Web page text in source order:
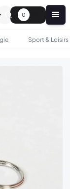
0
Sport & Loisirs